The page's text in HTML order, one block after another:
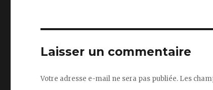
Laisser un commentaire
Votre adresse e-mail ne sera pas publiée. Les